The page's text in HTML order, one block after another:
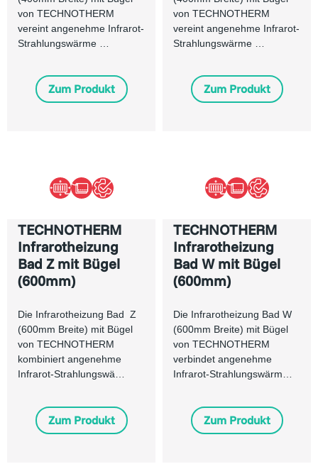
von TECHNOTHERM
vereint angenehme Infrarot-
Strahlungswärme …
Zum Produkt
von TECHNOTHERM
vereint angenehme Infrarot-
Strahlungswärme …
Zum Produkt
TECHNOTHERM
Infrarotheizung
Bad Z mit Bügel
(600mm)
Die Infrarotheizung Bad Z
(600mm Breite) mit Bügel
von TECHNOTHERM
kombiniert angenehme
Infrarot-Strahlungswä…
Zum Produkt
TECHNOTHERM
Infrarotheizung
Bad W mit Bügel
(600mm)
Die Infrarotheizung Bad W
(600mm Breite) mit Bügel
von TECHNOTHERM
verbindet angenehme
Infrarot-Strahlungswärm…
Zum Produkt